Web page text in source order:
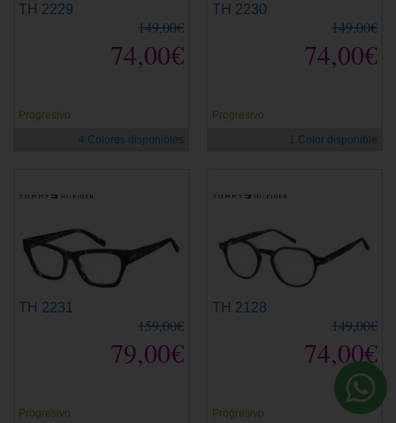
TH 2229
149,00€
74,00€
Progresivo
4 Colores disponibles
TH 2230
149,00€
74,00€
Progresivo
1 Color disponible
TH 2231
159,00€
79,00€
Progresivo
TH 2128
149,00€
74,00€
Progresivo